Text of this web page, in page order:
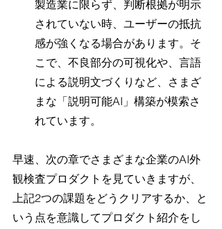
製造業に限らず、判断根拠が明示
されていない時、ユーザーの抵抗
感が強くなる場合があります。そ
こで、不良部分の可視化や、言語
による説明文づくりなど、さまざ
まな「説明可能AI」構築が模索さ
れています。
早速、次の章でさまざまな企業のAI外
観検査プロダクトを見ていきますが、
上記2つの課題をどうクリアするか、と
いう点を意識してプロダクト紹介をし